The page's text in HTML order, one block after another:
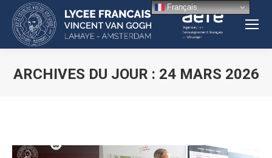
ARCHIVES DU JOUR : 24 MARS 2026
Français